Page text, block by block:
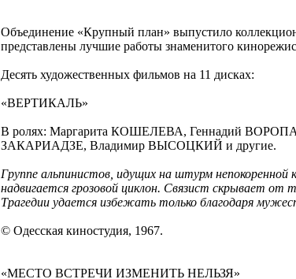
Объединение «Крупный план» выпустило
представлены лучшие работы знаменитого
Десять художественных фильмов на 11 дисках:
«ВЕРТИКАЛЬ»
В ролях: Маргарита КОШЕЛЕВА, Геннадий
ЗАКАРИАДЗЕ, Владимир ВЫСОЦКИЙ и другие.
Группе альпинистов, идущих на штурм непокоренной
надвигается грозовой циклон. Связист скрывает
Трагедии удается избежать только благодаря
© Одесская киностудия, 1967.
«МЕСТО ВСТРЕЧИ ИЗМЕНИТЬ НЕЛЬЗЯ»